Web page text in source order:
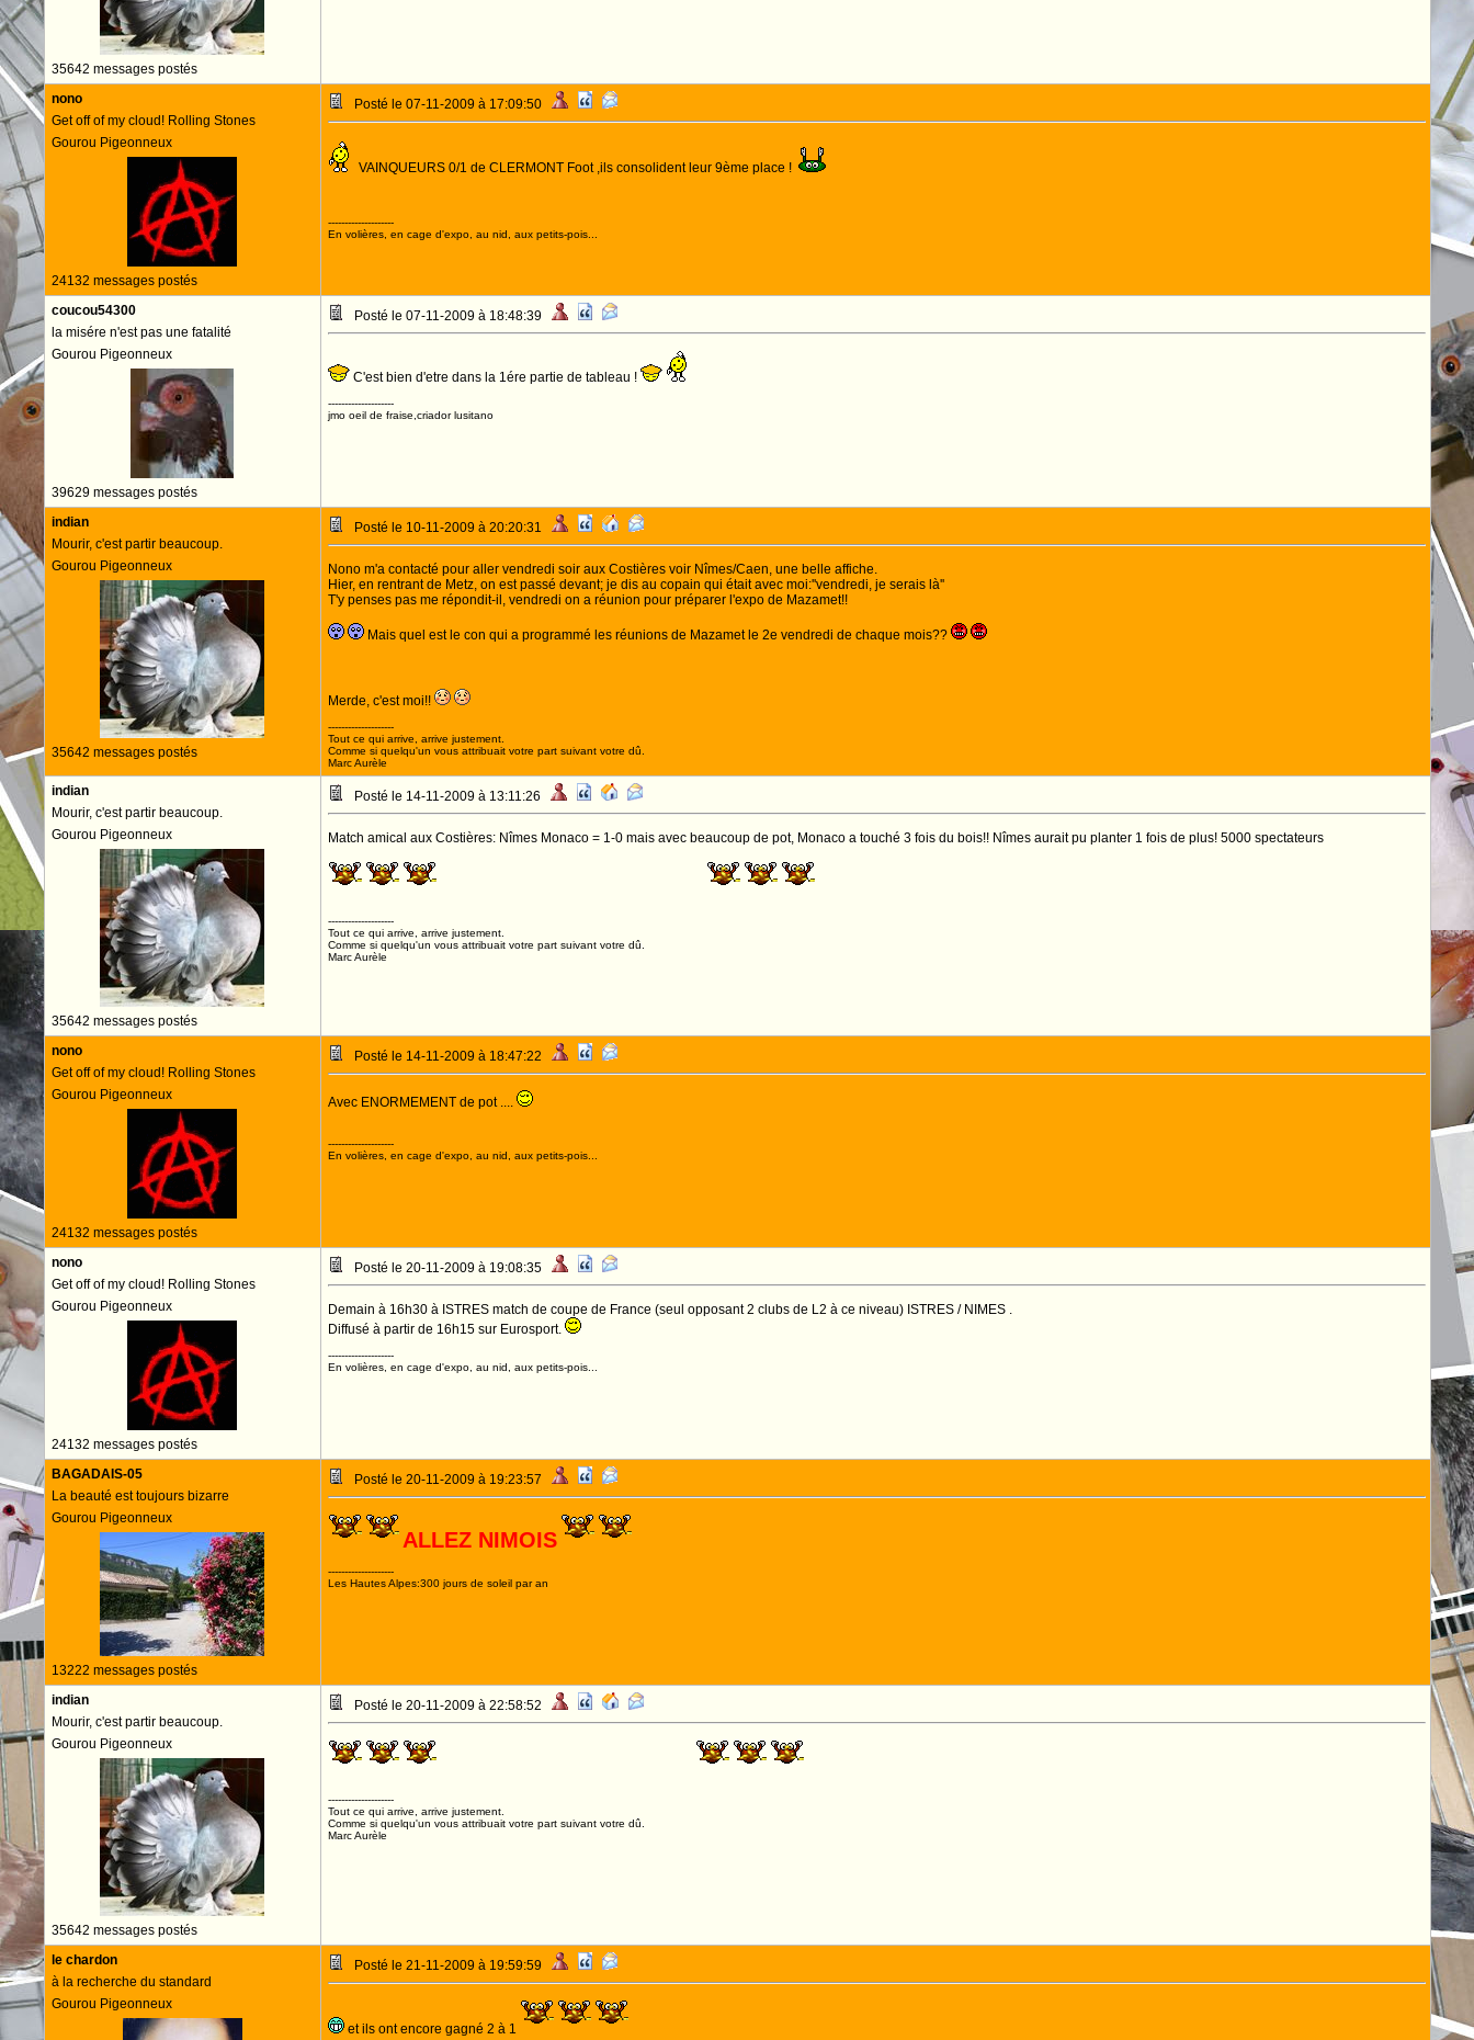
35642 messages postés
nono
Get off of my cloud! Rolling Stones
Gourou Pigeonneux
24132 messages postés
Posté le 07-11-2009 à 17:09:50
VAINQUEURS 0/1 de CLERMONT Foot ,ils consolident leur 9ème place !
--------------------
En volières, en cage d'expo, au nid, aux petits-pois...
coucou54300
la misére n'est pas une fatalité
Gourou Pigeonneux
39629 messages postés
Posté le 07-11-2009 à 18:48:39
C'est bien d'etre dans la 1ére partie de tableau !
--------------------
jmo oeil de fraise,criador lusitano
indian
Mourir, c'est partir beaucoup.
Gourou Pigeonneux
35642 messages postés
Posté le 10-11-2009 à 20:20:31
Nono m'a contacté pour aller vendredi soir aux Costières voir Nîmes/Caen, une belle affiche.
Hier, en rentrant de Metz, on est passé devant; je dis au copain qui était avec moi:''vendredi, je serais là''
T'y penses pas me répondit-il, vendredi on a réunion pour préparer l'expo de Mazamet!!
Mais quel est le con qui a programmé les réunions de Mazamet le 2e vendredi de chaque mois??
Merde, c'est moi!!
--------------------
Tout ce qui arrive, arrive justement.
Comme si quelqu'un vous attribuait votre part suivant votre dû.
Marc Aurèle
indian
Mourir, c'est partir beaucoup.
Gourou Pigeonneux
35642 messages postés
Posté le 14-11-2009 à 13:11:26
Match amical aux Costières: Nîmes Monaco = 1-0 mais avec beaucoup de pot, Monaco a touché 3 fois du bois!! Nîmes aurait pu planter 1 fois de plus! 5000 spectateurs
--------------------
Tout ce qui arrive, arrive justement.
Comme si quelqu'un vous attribuait votre part suivant votre dû.
Marc Aurèle
nono
Get off of my cloud! Rolling Stones
Gourou Pigeonneux
24132 messages postés
Posté le 14-11-2009 à 18:47:22
Avec ENORMEMENT de pot ....
--------------------
En volières, en cage d'expo, au nid, aux petits-pois...
nono
Get off of my cloud! Rolling Stones
Gourou Pigeonneux
24132 messages postés
Posté le 20-11-2009 à 19:08:35
Demain à 16h30 à ISTRES match de coupe de France (seul opposant 2 clubs de L2 à ce niveau) ISTRES / NIMES .
Diffusé à partir de 16h15 sur Eurosport.
--------------------
En volières, en cage d'expo, au nid, aux petits-pois...
BAGADAIS-05
La beauté est toujours bizarre
Gourou Pigeonneux
13222 messages postés
Posté le 20-11-2009 à 19:23:57
ALLEZ NIMOIS
--------------------
Les Hautes Alpes:300 jours de soleil par an
indian
Mourir, c'est partir beaucoup.
Gourou Pigeonneux
35642 messages postés
Posté le 20-11-2009 à 22:58:52
--------------------
Tout ce qui arrive, arrive justement.
Comme si quelqu'un vous attribuait votre part suivant votre dû.
Marc Aurèle
le chardon
à la recherche du standard
Gourou Pigeonneux
Posté le 21-11-2009 à 19:59:59
et ils ont encore gagné 2 à 1